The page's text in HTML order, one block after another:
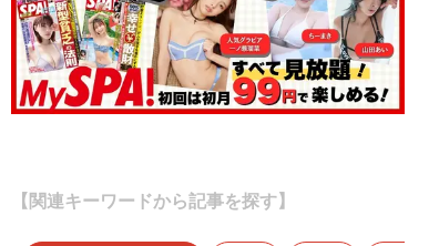
【関連キーワードから記事を探す】